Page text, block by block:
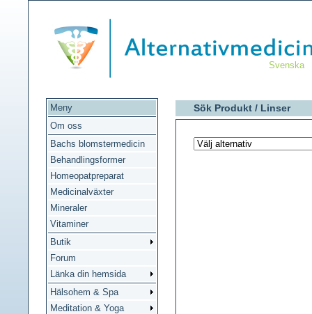
Svenska
Meny
Om oss
Bachs blomstermedicin
Behandlingsformer
Homeopatpreparat
Medicinalväxter
Mineraler
Vitaminer
Butik
Forum
Länka din hemsida
Hälsohem & Spa
Meditation & Yoga
Sök Produkt / Linser